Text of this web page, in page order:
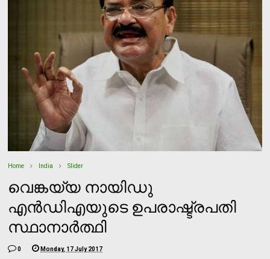
Home India Slider
വെങ്കയ്യ നായിഡു
എന്‍ഡിഎയുടെ ഉപരാഷ്ട്രപതി
സ്ഥാനാര്‍ത്ഥി
0 Monday, 17 July 2017